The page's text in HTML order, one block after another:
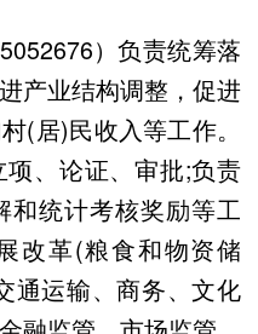
）负责统筹落
产业结构调整，促进
(居)民收入等工作。
、论证、审批;负责
统计考核奖励等工
改革(粮食和物资储
通运输、商务、文化